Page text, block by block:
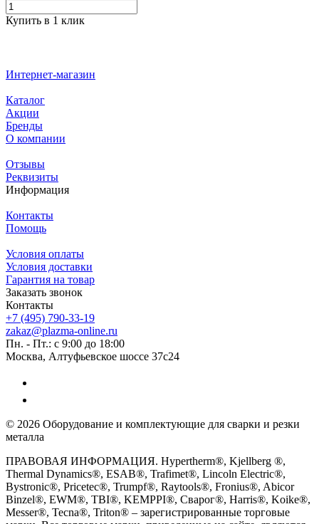
Купить в 1 клик
Интернет-магазин
Каталог
Акции
Бренды
О компании
Отзывы
Реквизиты
Информация
Контакты
Помощь
Условия оплаты
Условия доставки
Гарантия на товар
Заказать звонок
Контакты
+7 (495) 790-33-19
zakaz@plazma-online.ru
Пн. - Пт.: с 9:00 до 18:00
Москва, Алтуфьевское шоссе 37с24
© 2026 Оборудование и комплектующие для сварки и резки
металла
ПРАВОВАЯ ИНФОРМАЦИЯ. Hypertherm®, Kjellberg ®,
Thermal Dynamics®, ESAB®, Trafimet®, Lincoln Electric®,
Bystronic®, Pricetec®, Trumpf®, Raytools®, Fronius®, Abicor
Binzel®, EWM®, TBI®, KEMPPI®, Сварог®, Harris®, Koike®,
Messer®, Tecna®, Triton® – зарегистрированные торговые